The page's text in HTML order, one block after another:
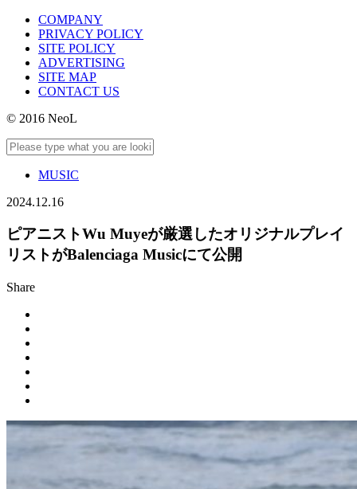
COMPANY
PRIVACY POLICY
SITE POLICY
ADVERTISING
SITE MAP
CONTACT US
© 2016 NeoL
MUSIC
2024.12.16
ピアニストWu Muyeが厳選したオリジナルプレイ
リストがBalenciaga Musicにて公開
Share